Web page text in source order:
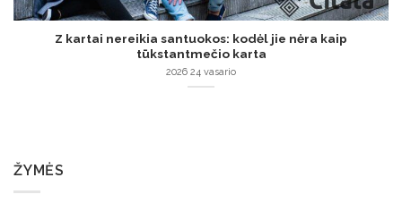
Z kartai nereikia santuokos: kodėl jie nėra kaip
tūkstantmečio karta
2026 24 vasario
ŽYMĖS